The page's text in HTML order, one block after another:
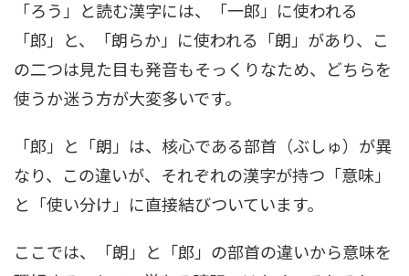
「ろう」と読む漢字には、「一郎」に使われる
「郎」と、「朗らか」に使われる「朗」があり、こ
の二つは見た目も発音もそっくりなため、どちらを
使うか迷う方が大変多いです。
「郎」と「朗」は、核心である部首（ぶしゅ）が異
なり、この違いが、それぞれの漢字が持つ「意味」
と「使い分け」に直接結びついています。
ここでは、「朗」と「郎」の部首の違いから意味を